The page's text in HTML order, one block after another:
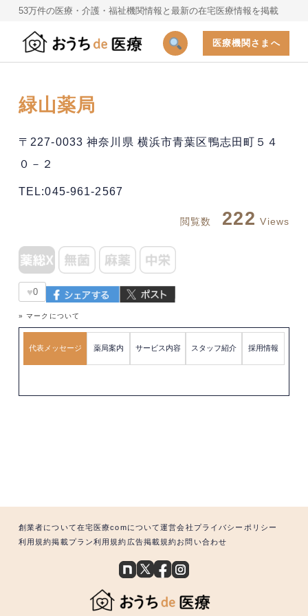
53万件の医療・介護・福祉機関情報と最新の在宅医療情報を掲載
医療機関さまへ
緑山薬局
〒227-0033 神奈川県 横浜市青葉区鴨志田町５４
０－２
TEL:045-961-2567
閲覧数 222 Views
♥0
» マークについて
代表メッセージ 薬局案内 サービス内容 スタッフ紹介 採用情報
創業者について在宅医療comについて運営会社 プライバシーポリシー
利用規約掲載プラン利用規約 広告掲載規約お問い合わせ